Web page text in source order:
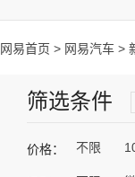
网易首页 > 网易汽车 >
筛选条件
价格： 不限